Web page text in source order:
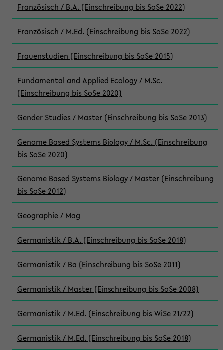
Französisch / B.A. (Einschreibung bis SoSe 2022)
Französisch / M.Ed. (Einschreibung bis SoSe 2022)
Frauenstudien (Einschreibung bis SoSe 2015)
Fundamental and Applied Ecology / M.Sc.
(Einschreibung bis SoSe 2020)
Gender Studies / Master (Einschreibung bis SoSe 2013)
Genome Based Systems Biology / M.Sc. (Einschreibung
bis SoSe 2020)
Genome Based Systems Biology / Master (Einschreibung
bis SoSe 2012)
Geographie / Mag
Germanistik / B.A. (Einschreibung bis SoSe 2018)
Germanistik / Ba (Einschreibung bis SoSe 2011)
Germanistik / Master (Einschreibung bis SoSe 2008)
Germanistik / M.Ed. (Einschreibung bis WiSe 21/22)
Germanistik / M.Ed. (Einschreibung bis SoSe 2018)